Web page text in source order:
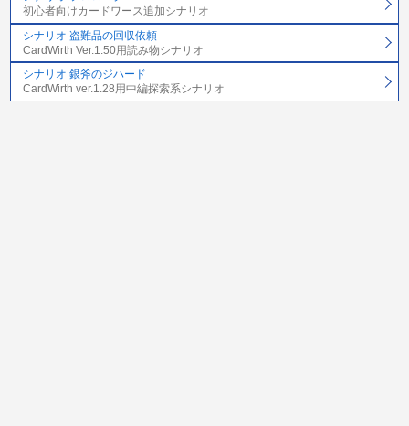
初心者向けカードワース追加シナリオ
シナリオ 盗難品の回収依頼
CardWirth Ver.1.50用読み物シナリオ
シナリオ 銀斧のジハード
CardWirth ver.1.28用中編探索系シナリオ